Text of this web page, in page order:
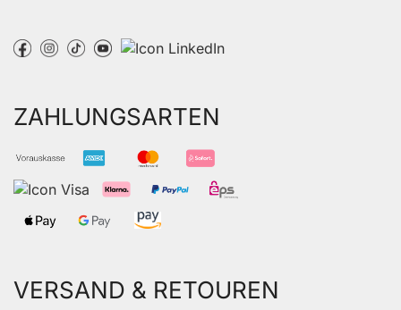
ZAHLUNGSARTEN
VERSAND & RETOUREN